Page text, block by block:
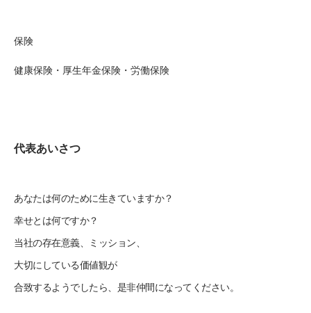
保険
健康保険・厚生年金保険・労働保険
代表あいさつ
あなたは何のために生きていますか？
幸せとは何ですか？
当社の存在意義、ミッション、
大切にしている価値観が
合致するようでしたら、是非仲間になってください。